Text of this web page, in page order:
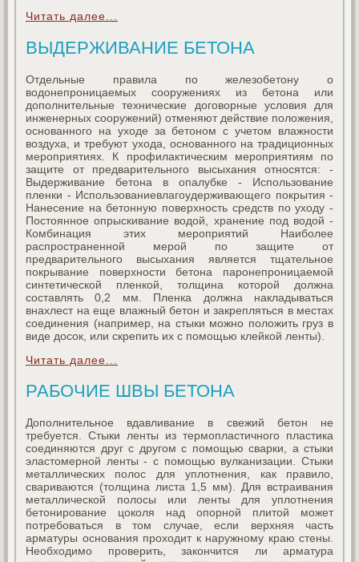
Читать далее...
ВЫДЕРЖИВАНИЕ БЕТОНА
Отдельные правила по железобетону о
водонепроницаемых сооружениях из бетона или
дополнительные технические договорные условия для
инженерных сооружений) отменяют действие положения,
основанного на уходе за бетоном с учетом влажности
воздуха, и требуют ухода, основанного на традиционных
мероприятиях. К профилактическим мероприятиям по
защите от предварительного высыхания относятся: -
Выдерживание бетона в опалубке - Использование
пленки - Использованиевлагоудерживающего покрытия -
Нанесение на бетонную поверхность средств по уходу -
Постоянное опрыскивание водой, хранение под водой -
Комбинация этих мероприятий Наиболее
распространенной мерой по защите от
предварительного высыхания является тщательное
покрывание поверхности бетона паронепроницаемой
синтетической пленкой, толщина которой должна
составлять 0,2 мм. Пленка должна накладываться
внахлест на еще влажный бетон и закрепляться в местах
соединения (например, на стыки можно положить груз в
виде досок, или скрепить их с помощью клейкой ленты).
Читать далее...
РАБОЧИЕ ШВЫ БЕТОНА
Дополнительное вдавливание в свежий бетон не
требуется. Стыки ленты из термопластичного пластика
соединяются друг с другом с помощью сварки, а стыки
эластомерной ленты - с помощью вулканизации. Стыки
металлических полос для уплотнения, как правило,
свариваются (толщина листа 1,5 мм). Для встраивания
металлической полосы или ленты для уплотнения
бетонирование цоколя над опорной плитой может
потребоваться в том случае, если верхняя часть
арматуры основания проходит к наружному краю стены.
Необходимо проверить, закончится ли арматура